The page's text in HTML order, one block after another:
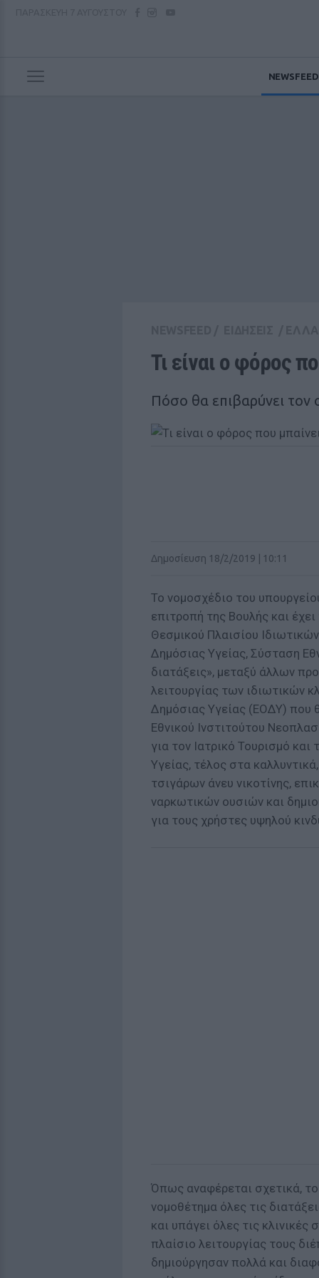
NEWSFEED
Τι είναι ο φόρος
Πόσο θα επιβαρύνει τον
Δημοσίευση 18/2/2019 | 10:11
Το νομοσχέδιο του
επιτροπή της Βουλής και
Θεσμικού Πλαισίου
Δημόσιας Υγείας, Σύσταση
διατάξεις», μεταξύ άλλων
λειτουργίας των ιδιωτικών
Δημόσιας Υγείας (ΕΟΔΥ) που
Εθνικού Ινστιτούτου
για τον Ιατρικό Τουρισμό
Υγείας, τέλος στα
τσιγάρων άνευ νικοτίνης,
ναρκωτικών ουσιών και
για τους χρήστες υψηλού
Όπως αναφέρεται σχετικά,
νομοθέτημα όλες τις
και υπάγει όλες τις
πλαίσιο λειτουργίας τους
δημιούργησαν πολλά και